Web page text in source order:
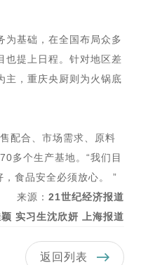
为基础，在全国布局众多
也提上日程。针对地区差
主，重庆央厨则为火锅底
配合、市场需求、原料
多个生产基地。“我们目
食品安全必须放心。 ”
来源：21世纪经济报道
实习生沈欣妍 上海报道
返回列表